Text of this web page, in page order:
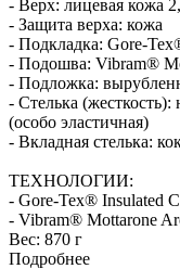
- Верх: лицевая кожа
- Защита верха: кожа
- Подкладка: Gore-
- Подошва: Vibram®
- Подложка:
- Стелька
(особо эластичная)
- Вкладная стелька:
ТЕХНОЛОГИИ:
- Gore-Tex® Insulated
- Vibram® Mottarone
Вес: 870 г
Подробнее